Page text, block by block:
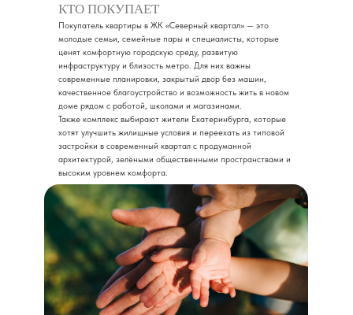
Покупатель квартиры в ЖК «Северный квартал» — это
молодые семьи, семейные пары и специалисты, которые
ценят комфортную городскую среду, развитую
инфраструктуру и близость метро. Для них важны
современные планировки, закрытый двор без машин,
качественное благоустройство и возможность жить в новом
доме рядом с работой, школами и магазинами.
Также комплекс выбирают жители Екатеринбурга, которые
хотят улучшить жилищные условия и переехать из типовой
застройки в современный квартал с продуманной
архитектурой, зелёными общественными пространствами и
высоким уровнем комфорта.
КТО ПОКУПАЕТ